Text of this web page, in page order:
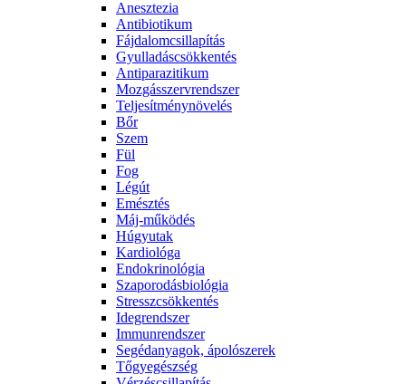
Anesztezia
Antibiotikum
Fájdalomcsillapítás
Gyulladáscsökkentés
Antiparazitikum
Mozgásszervrendszer
Teljesítménynövelés
Bőr
Szem
Fül
Fog
Légút
Emésztés
Máj-működés
Húgyutak
Kardiológa
Endokrinológia
Szaporodásbiológia
Stresszcsökkentés
Idegrendszer
Immunrendszer
Segédanyagok, ápolószerek
Tőgyegészség